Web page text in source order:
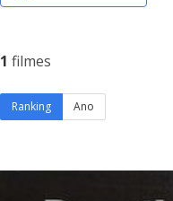
1 filmes
Ranking Ano